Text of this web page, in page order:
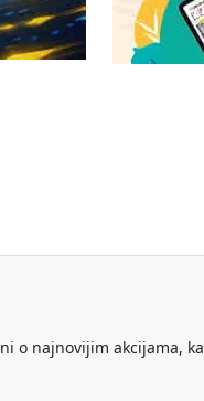
o najnovijim akcijama,